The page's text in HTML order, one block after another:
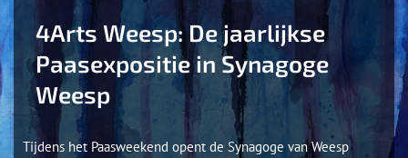
4Arts Weesp: De jaarlijkse
Paasexpositie in Synagoge
Weesp
Tijdens het Paasweekend opent de Synagoge van Weesp